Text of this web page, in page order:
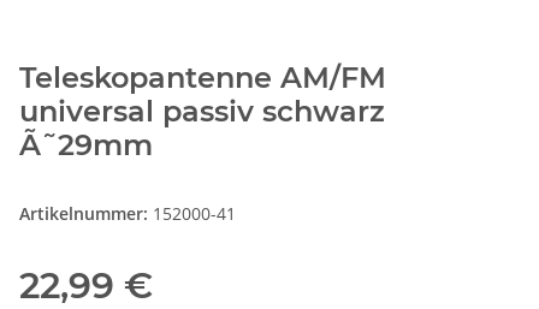
Teleskopantenne AM/FM
universal passiv schwarz
Ã˜29mm
Artikelnummer: 152000-41
22,99 €